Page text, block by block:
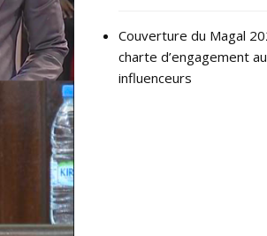
Couverture du Magal
charte d’engagement
influenceurs